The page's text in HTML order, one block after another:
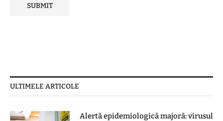
ULTIMELE ARTICOLE
Alertă epidemiologică majoră: virusul